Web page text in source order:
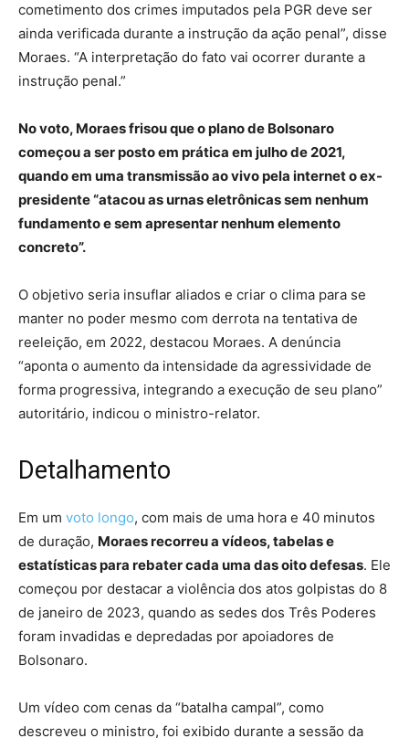
cometimento dos crimes imputados pela PGR deve ser
ainda verificada durante a instrução da ação penal”, disse
Moraes. “A interpretação do fato vai ocorrer durante a
instrução penal.”
No voto, Moraes frisou que o plano de Bolsonaro
começou a ser posto em prática em julho de 2021,
quando em uma transmissão ao vivo pela internet o ex-
presidente “atacou as urnas eletrônicas sem nenhum
fundamento e sem apresentar nenhum elemento
concreto”.
O objetivo seria insuflar aliados e criar o clima para se
manter no poder mesmo com derrota na tentativa de
reeleição, em 2022, destacou Moraes. A denúncia
“aponta o aumento da intensidade da agressividade de
forma progressiva, integrando a execução de seu plano”
autoritário, indicou o ministro-relator.
Detalhamento
Em um voto longo, com mais de uma hora e 40 minutos
de duração, Moraes recorreu a vídeos, tabelas e
estatísticas para rebater cada uma das oito defesas. Ele
começou por destacar a violência dos atos golpistas do 8
de janeiro de 2023, quando as sedes dos Três Poderes
foram invadidas e depredadas por apoiadores de
Bolsonaro.
Um vídeo com cenas da “batalha campal”, como
descreveu o ministro, foi exibido durante a sessão da